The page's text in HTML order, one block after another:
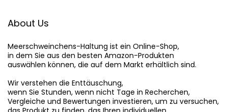
About Us
Meerschweinchens-Haltung ist ein Online-Shop,
in dem Sie aus den besten Amazon-Produkten
auswählen können, die auf dem Markt erhältlich sind.
Wir verstehen die Enttäuschung,
wenn Sie Stunden, wenn nicht Tage in Recherchen,
Vergleiche und Bewertungen investieren, um zu versuchen,